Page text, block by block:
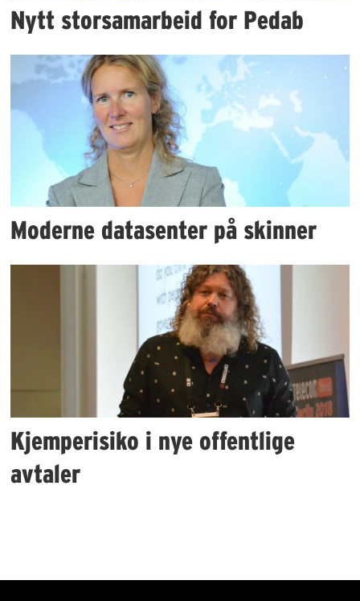
Nytt storsamarbeid for Pedab
Moderne datasenter på skinner
Kjemperisiko i nye offentlige
avtaler